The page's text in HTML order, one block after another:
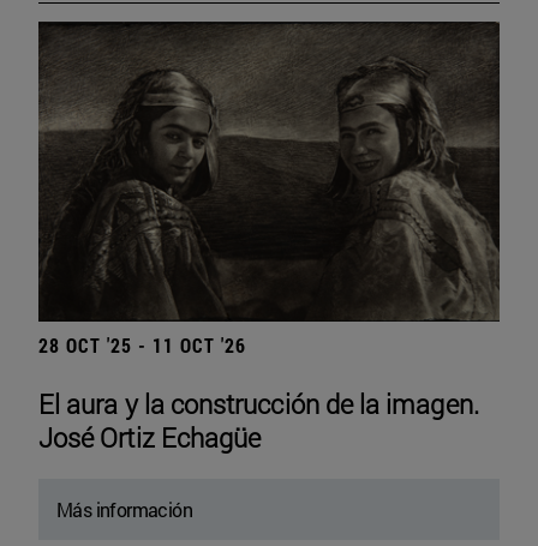
28 OCT '25 - 11 OCT '26
El aura y la construcción de la imagen.
José Ortiz Echagüe
Más información